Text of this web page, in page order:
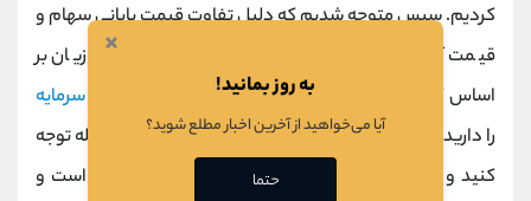
کردیم. سپس متوجه شدیم که دلیل تفاوت قیمت پایانی سهام و
قیمت آخرین معامله چیست و مبنای محاسبه سود و زیان بر
اساس کدام است. بنابراین، وقتیکه قصد معامله در
بازار سرمایه
را دارید، حتما به تفاوت قیمت پایانی و قیمت آخرین معامله توجه
کنید و در روزهایی که بازار سهام با هیجان روبرو شده است و
×
به روز بمانید!
آیا می‌خواهید از آخرین اخبار مطلع شوید؟
حتما